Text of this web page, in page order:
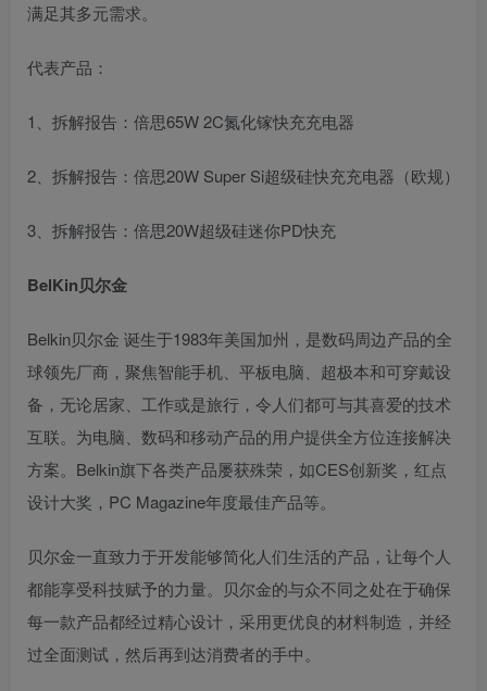
满足其多元需求。
代表产品：
1、拆解报告：倍思65W 2C氮化镓快充充电器
2、拆解报告：倍思20W Super Si超级硅快充充电器（欧规）
3、拆解报告：倍思20W超级硅迷你PD快充
BelKin贝尔金
Belkin贝尔金 诞生于1983年美国加州，是数码周边产品的全
球领先厂商，聚焦智能手机、平板电脑、超极本和可穿戴设
备，无论居家、工作或是旅行，令人们都可与其喜爱的技术
互联。为电脑、数码和移动产品的用户提供全方位连接解决
方案。Belkin旗下各类产品屡获殊荣，如CES创新奖，红点
设计大奖，PC Magazine年度最佳产品等。
贝尔金一直致力于开发能够简化人们生活的产品，让每个人
都能享受科技赋予的力量。贝尔金的与众不同之处在于确保
每一款产品都经过精心设计，采用更优良的材料制造，并经
过全面测试，然后再到达消费者的手中。